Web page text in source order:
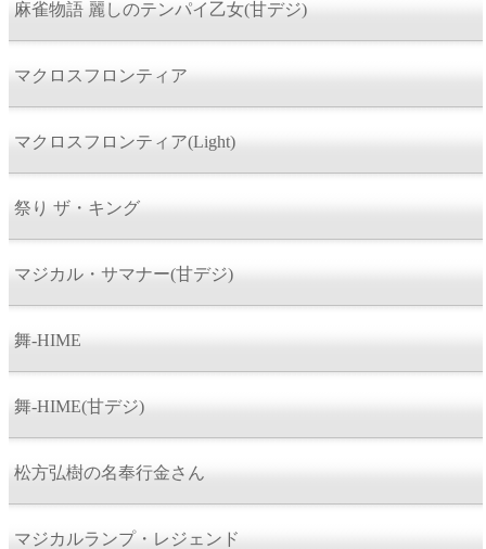
麻雀物語 麗しのテンパイ乙女(甘デジ)
マクロスフロンティア
マクロスフロンティア(Light)
祭り ザ・キング
マジカル・サマナー(甘デジ)
舞-HIME
舞-HIME(甘デジ)
松方弘樹の名奉行金さん
マジカルランプ・レジェンド